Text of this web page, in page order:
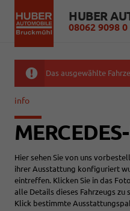
08062 9098 0
Das ausgewählte
info
Hier sehen Sie von uns
ihrer Ausstattung konfiguriert
eintreffen. Klicken Sie in das
alle Details dieses Fahrzeugs zu
Klick bestimmte